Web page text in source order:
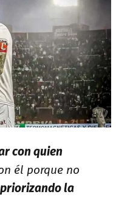
con quien
él porque no
priorizando la